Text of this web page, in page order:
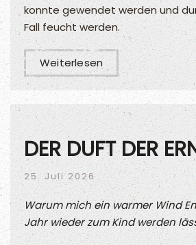
konnte gewendet werden und
Fall feucht werden.
Weiterlesen
DER DUFT DER
25. Juli 2026
Warum mich ein warmer Wind
Jahr wieder zum Kind werden